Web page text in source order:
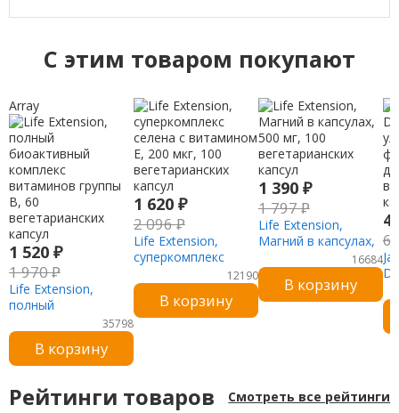
C этим товаром покупают
Array
1 520 ₽
1 970₽
Life Extension,
полный
комплекс
витаминов группы
B, 60
вегетарианских
капсул
35798
В корзину
1 620 ₽
2 096₽
Life Extension,
суперкомплекс
селена с витамином
E, 200 мкг, 100
вегетарианских
капсул
12190
В корзину
1 390 ₽
1 797₽
Life Extension,
Магний в капсулах,
вегетарианских
капсул
16684
В корзину
4
6
Рейтинги товаров Смотреть все рейтинги